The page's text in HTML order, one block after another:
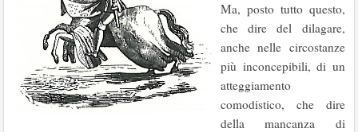
Ma, posto tutto questo,
che dire del dilagare,
anche nelle circostanze
più inconcepibili, di un
atteggiamento
comodistico, che dire
della mancanza di